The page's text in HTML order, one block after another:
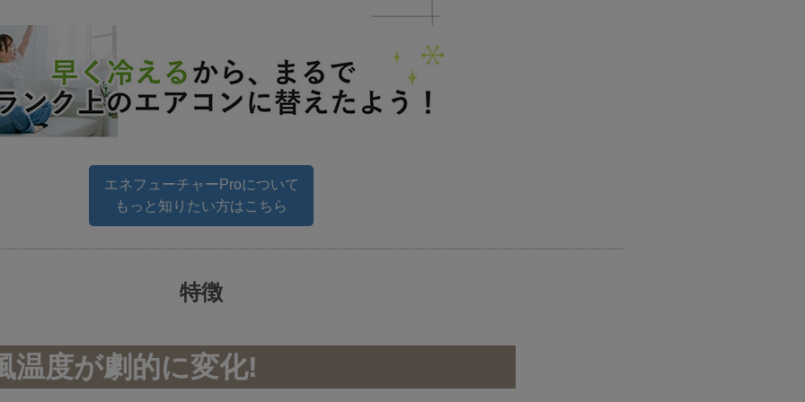
エネフューチャーProについて
もっと知りたい方はこちら
特徴
温度が劇的に変化!